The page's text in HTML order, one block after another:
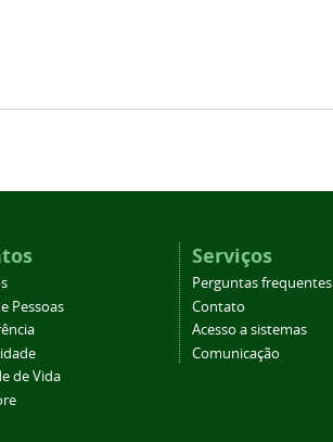
Pessoas
de Vida
Serviços
Perguntas frequentes
Contato
Acesso a sistemas
Comunicação